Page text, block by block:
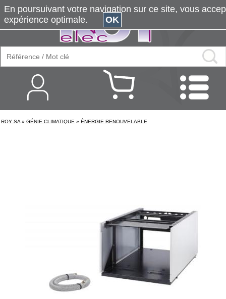
ROY SA » GÉNIE CLIMATIQUE » ÉNERGIE RENOUVELABLE
En poursuivant votre navigation sur ce site, vous
expérience optimale.
OK